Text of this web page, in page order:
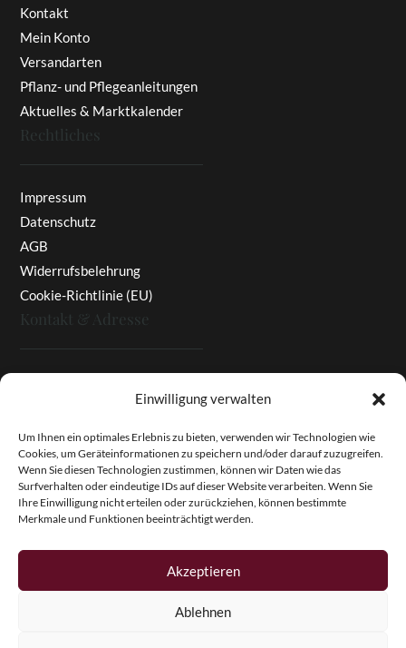
Einwilligung verwalten
Um Ihnen ein optimales Erlebnis zu bieten, verwenden wir Technologien wie
Cookies, um Geräteinformationen zu speichern und/oder darauf zuzugreifen.
Wenn Sie diesen Technologien zustimmen, können wir Daten wie das
Surfverhalten oder eindeutige IDs auf dieser Website verarbeiten. Wenn Sie
Ihre Einwilligung nicht erteilen oder zurückziehen, können bestimmte
Merkmale und Funktionen beeinträchtigt werden.
Akzeptieren
Ablehnen
Kontakt
Mein Konto
Versandarten
Pflanz- und Pflegeanleitungen
Aktuelles & Marktkalender
Rechtliches
Impressum
Datenschutz
AGB
Widerrufsbelehrung
Cookie-Richtlinie (EU)
Kontakt & Adresse
Heinz Enzinger-Panitz
Aussergernwallen 3
94166 Stubenberg
Deutschland
Tel.:+49 (0)8574 - 91 97 79
info@pfingstrosen.eu
Copyright © 2026 Magic Garden Paeonies. Rottaler